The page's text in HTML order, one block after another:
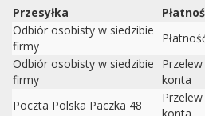
Przesyłka
Odbiór osobisty w siedzibie
firmy
Odbiór osobisty w siedzibie
firmy
konta
Poczta Polska Paczka 48